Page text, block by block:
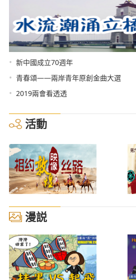
• 新中國成立70週年
• 青春頌——兩岸青年原創金曲大選
• 2019兩會看透透
活動
漫説